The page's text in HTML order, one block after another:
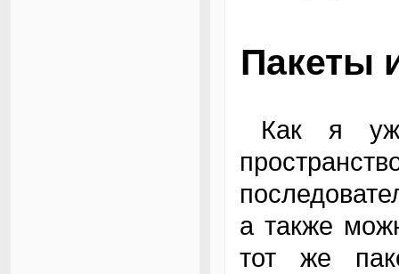
Пакеты
Как я уже написал выше, пакет - это
а также
тот же